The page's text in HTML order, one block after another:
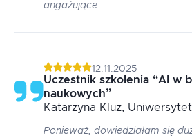
angażujące.
12.11.2025
Uczestnik szkolenia “AI w
naukowych”
Katarzyna Kluz,
Ponieważ, dowiedziałam się